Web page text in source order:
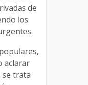
de
los
aclarar
se trata